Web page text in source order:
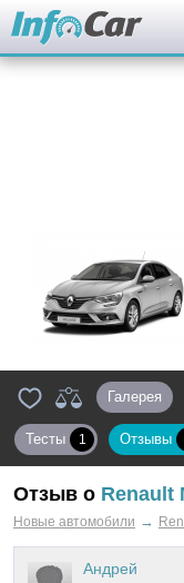
Галерея
Тесты 1 Отзывы
Отзыв о Renault
Новые автомобили →
Андрей